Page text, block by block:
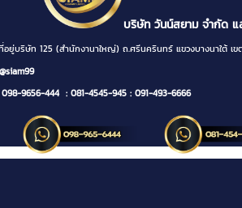
บริษัท วันน์สยาม จำกัด แล
สำนักงานาใหญ่) ถ.ศรีนครินทร์ แขวงบางนาใ
098-9656-444 : 081-4545-945 : 091-493-6666